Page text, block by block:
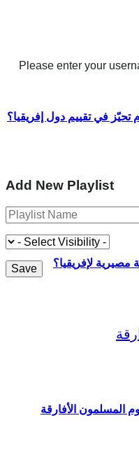
تحيّز في تقييم دول إفريقيا؟
مصيرية لإفريقيا؟
المسلمون الأفارقة
Please enter your
Add New Playlist